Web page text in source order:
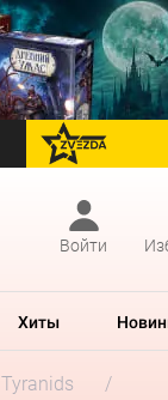
перейти на Zvezda
Войти
Хиты
Tyranids